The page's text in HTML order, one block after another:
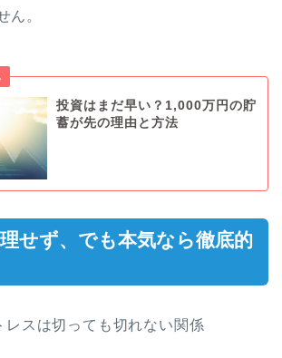
ん。
投資はまだ早い？1,000万円の貯
蓄が先の理由と方法
せず、でも本気なら徹底的
レスは切っても切れない関係